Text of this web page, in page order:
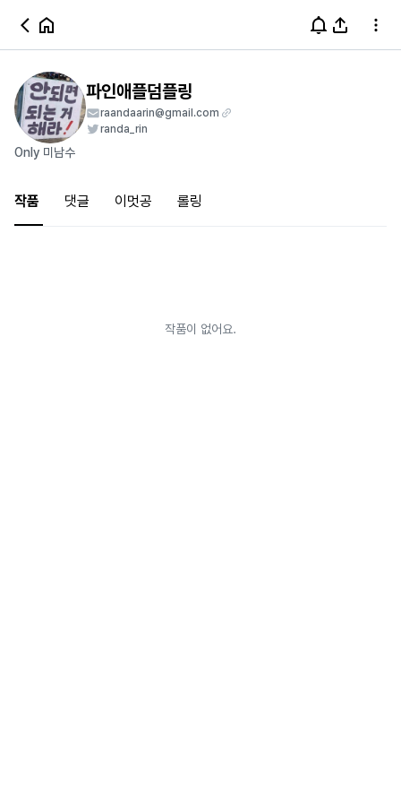
파인애플덤플링
raandaarin@gmail.com
randa_rin
Only 미남수
작품 댓글 이멋공 롤링
작품이 없어요.